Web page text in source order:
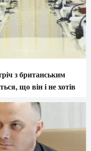
з британським
що він і не хотів